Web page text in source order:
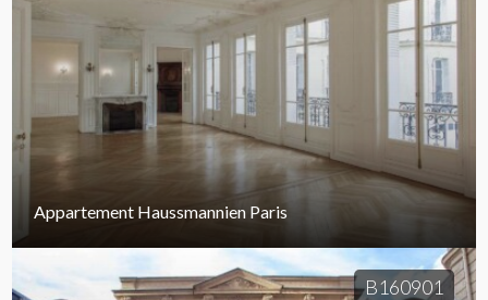
Appartement Haussmannien Paris
B160901